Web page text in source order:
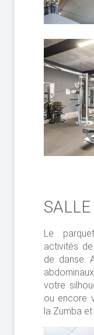
Le
activités
de danse.
votre
ou encore
la Zumba